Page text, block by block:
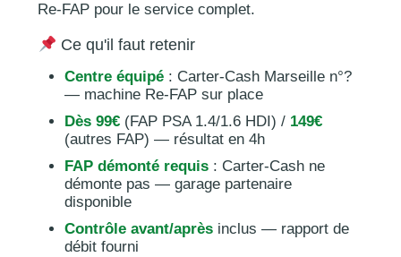
Re-FAP pour le service complet.
Ce qu'il faut retenir
Centre équipé : Carter-Cash Marseille n°?
— machine Re-FAP sur place
Dès 99€ (FAP PSA 1.4/1.6 HDI) / 149€
(autres FAP) — résultat en 4h
FAP démonté requis : Carter-Cash ne
démonte pas — garage partenaire
disponible
Contrôle avant/après inclus — rapport de
débit fourni